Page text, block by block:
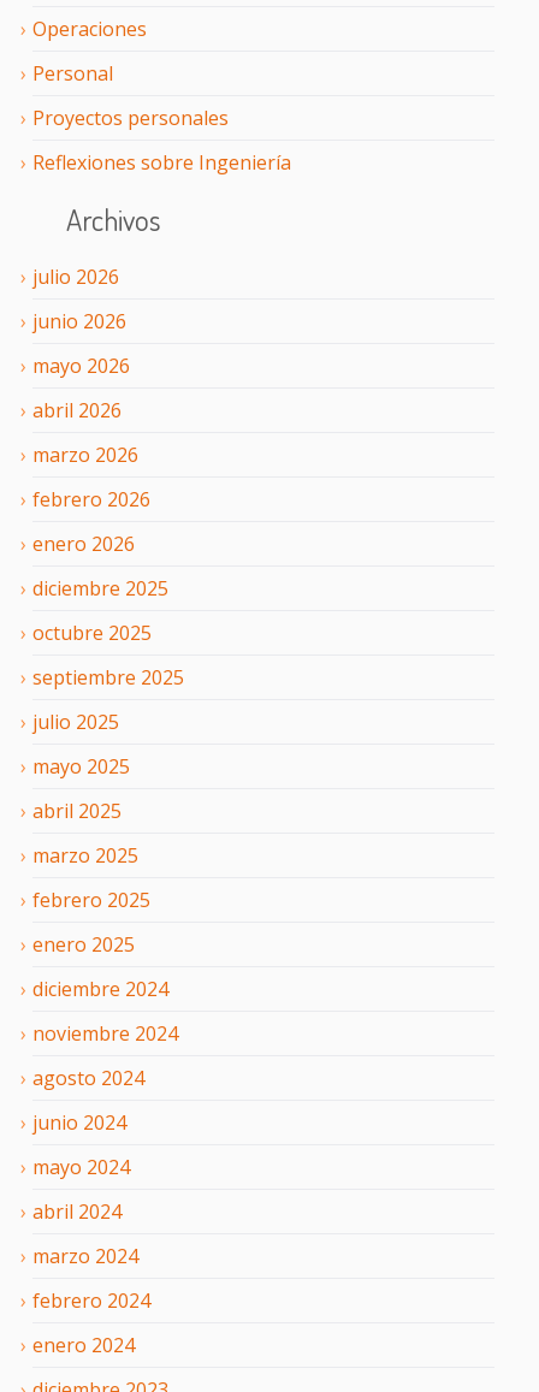
Operaciones
Personal
Proyectos personales
Reflexiones sobre Ingeniería
Archivos
julio 2026
junio 2026
mayo 2026
abril 2026
marzo 2026
febrero 2026
enero 2026
diciembre 2025
octubre 2025
septiembre 2025
julio 2025
mayo 2025
abril 2025
marzo 2025
febrero 2025
enero 2025
diciembre 2024
noviembre 2024
agosto 2024
junio 2024
mayo 2024
abril 2024
marzo 2024
febrero 2024
enero 2024